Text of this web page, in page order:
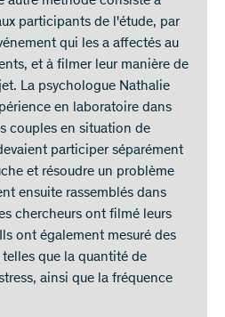
participants de l'étude, par
qui les a affectés au
et à filmer leur manière de
La psychologue Nathalie
en laboratoire dans
couples en situation de
participer séparément
et résoudre un problème
ensuite rassemblés dans
chercheurs ont filmé leurs
ont également mesuré des
que la quantité de
ainsi que la fréquence